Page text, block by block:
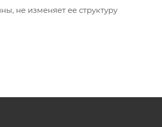
не изменяет ее структуру